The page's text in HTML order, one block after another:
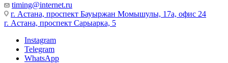
timing@internet.ru
г. Астана, проспект Бауыржан Момышулы, 17а, офис 24
г. Астана, проспект Сарыарка, 5
Instagram
Telegram
WhatsApp